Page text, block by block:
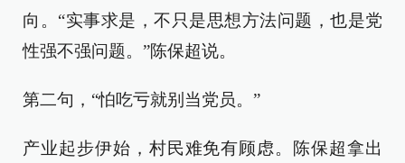
向。“实事求是，不只是思想方法问题，也是党
性强不强问题。”陈保超说。
第二句，“怕吃亏就别当党员。”
产业起步伊始，村民难免有顾虑。陈保超拿出